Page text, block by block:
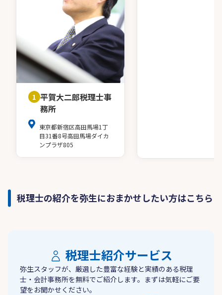
1 平賀大二郎税理士事
務所
東京都新宿区高田馬場1丁
目31番8号高田馬場ダイカ
ンプラザ805
税理士の紹介を弥生におまかせしたい方はこちら
税理士紹介サービス
弥生スタッフが、厳選した豊富な経験と実績のある税理
士・会計事務所を無料でご紹介します。まずは気軽にご要
望をお聞かせください。